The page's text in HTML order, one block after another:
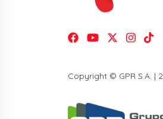
Copyright © GPR S.A. |